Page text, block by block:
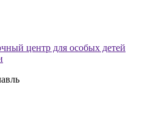
центр для особых детей